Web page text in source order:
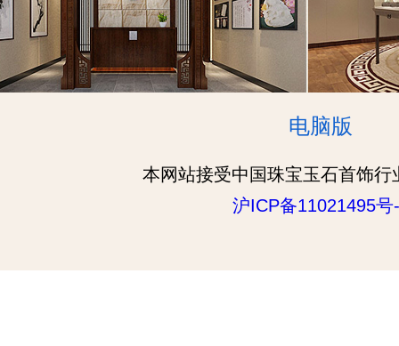
电脑版
本网站接受中国珠宝玉石首饰行
沪ICP备11021495号